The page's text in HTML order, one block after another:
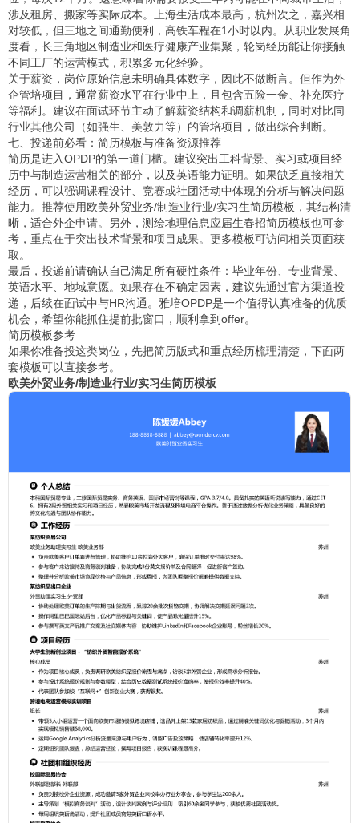
涉及租房、搬家等实际成本。上海生活成本最高，杭州次之，嘉兴相
对较低，但三地之间通勤便利，高铁车程在1小时以内。从职业发展角
度看，长三角地区制造业和医疗健康产业集聚，轮岗经历能让你接触
不同工厂的运营模式，积累多元化经验。
关于薪资，岗位原始信息未明确具体数字，因此不做断言。但作为外
企管培项目，通常薪资水平在行业中上，且包含五险一金、补充医疗
等福利。建议在面试环节主动了解薪资结构和调薪机制，同时对比同
行业其他公司（如强生、美敦力等）的管培项目，做出综合判断。
七、投递前必看：简历模板与准备资源推荐
简历是进入OPDP的第一道门槛。建议突出工科背景、实习或项目经
历中与制造运营相关的部分，以及英语能力证明。如果缺乏直接相关
经历，可以强调课程设计、竞赛或社团活动中体现的分析与解决问题
能力。推荐使用欧美外贸业务/制造业行业/实习生简历模板 ，其结构清
晰，适合外企申请。另外， 测绘地理信息应届生春招简历模板也可参
考，重点在于突出技术背景和项目成果。更多模板可访问相关页面获
取。
最后，投递前请确认自己满足所有硬性条件：毕业年份、专业背景、
英语水平、地域意愿。如果存在不确定因素，建议先通过官方渠道投
递，后续在面试中与HR沟通。雅培OPDP是一个值得认真准备的优质
机会，希望你能抓住提前批窗口，顺利拿到offer。
简历模板参考
如果你准备投这类岗位，先把简历版式和重点经历梳理清楚，下面两
套模板可以直接参考。
欧美外贸业务/制造业行业/实习生简历模板